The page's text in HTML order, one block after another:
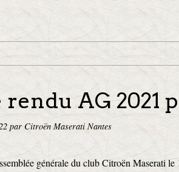
AG 2021
par Citroën Maserati Nantes
générale du club Citroën Maserati le